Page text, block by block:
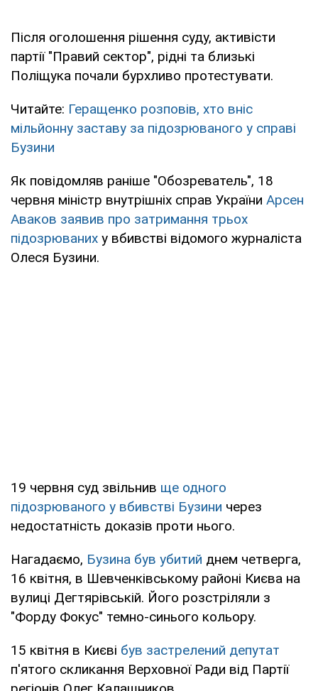
Після оголошення рішення суду, активісти
партії "Правий сектор", рідні та близькі
Поліщука почали бурхливо протестувати.
Читайте: Геращенко розповів, хто вніс
мільйонну заставу за підозрюваного у справі
Бузини
Як повідомляв раніше "Обозреватель", 18
червня міністр внутрішніх справ України Арсен
Аваков заявив про затримання трьох
підозрюваних у вбивстві відомого журналіста
Олеся Бузини.
19 червня суд звільнив ще одного
підозрюваного у вбивстві Бузини через
недостатність доказів проти нього.
Нагадаємо, Бузина був убитий днем четверга,
16 квітня, в Шевченківському районі Києва на
вулиці Дегтярівській. Його розстріляли з
"Форду Фокус" темно-синього кольору.
15 квітня в Києві був застрелений депутат
п'ятого скликання Верховної Ради від Партії